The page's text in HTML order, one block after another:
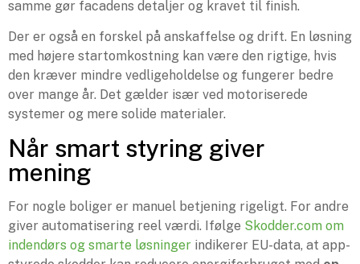
samme gør facadens detaljer og kravet til finish.
Der er også en forskel på anskaffelse og drift. En løsning
med højere startomkostning kan være den rigtige, hvis
den kræver mindre vedligeholdelse og fungerer bedre
over mange år. Det gælder især ved motoriserede
systemer og mere solide materialer.
Når smart styring giver
mening
For nogle boliger er manuel betjening rigeligt. For andre
giver automatisering reel værdi. Ifølge Skodder.com om
indendørs og smarte løsninger indikerer EU-data, at app-